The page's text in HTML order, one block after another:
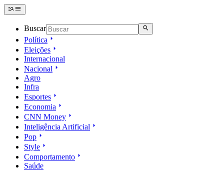
Buscar
Política
Eleições
Internacional
Nacional
Agro
Infra
Esportes
Economia
CNN Money
Inteligência Artificial
Pop
Style
Comportamento
Saúde